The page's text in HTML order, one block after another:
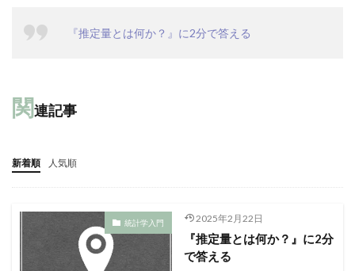
『推定量とは何か？』に2分で答える
関連記事
新着順 人気順
統計学入門 2025年2月22日
『推定量とは何か？』に2分
で答える